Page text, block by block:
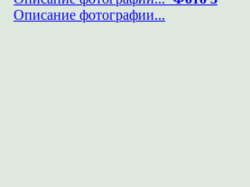
Описание фотографии...